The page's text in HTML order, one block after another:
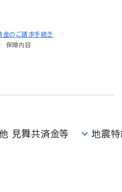
金のご請求手続き
保障内容
見舞共済金等 地震